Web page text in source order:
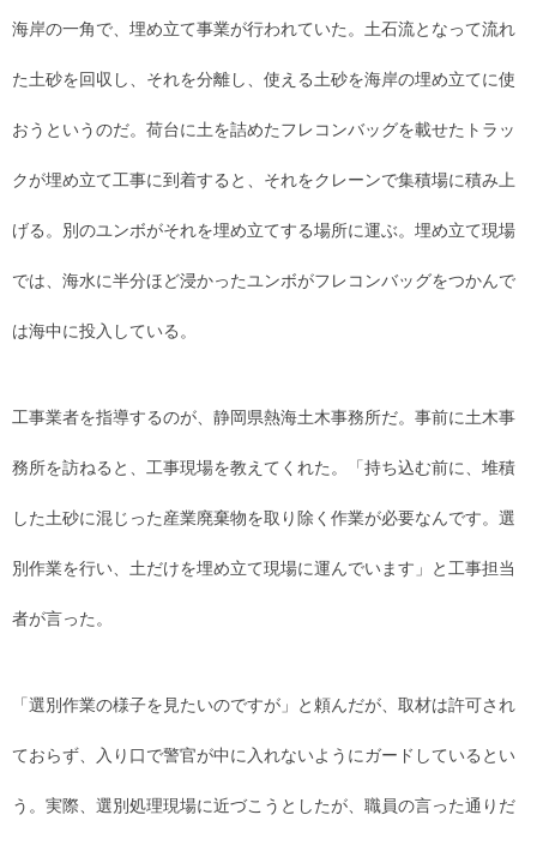
海岸の一角で、埋め立て事業が行われていた。土石流となって流れ
た土砂を回収し、それを分離し、使える土砂を海岸の埋め立てに使
おうというのだ。荷台に土を詰めたフレコンバッグを載せたトラッ
クが埋め立て工事に到着すると、それをクレーンで集積場に積み上
げる。別のユンボがそれを埋め立てする場所に運ぶ。埋め立て現場
では、海水に半分ほど浸かったユンボがフレコンバッグをつかんで
は海中に投入している。
工事業者を指導するのが、静岡県熱海土木事務所だ。事前に土木事
務所を訪ねると、工事現場を教えてくれた。「持ち込む前に、堆積
した土砂に混じった産業廃棄物を取り除く作業が必要なんです。選
別作業を行い、土だけを埋め立て現場に運んでいます」と工事担当
者が言った。
「選別作業の様子を見たいのですが」と頼んだが、取材は許可され
ておらず、入り口で警官が中に入れないようにガードしているとい
う。実際、選別処理現場に近づこうとしたが、職員の言った通りだ